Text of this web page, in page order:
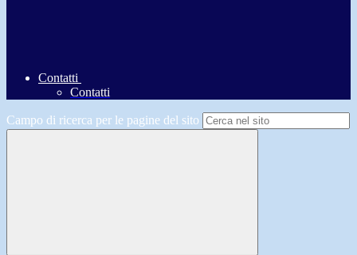
Contatti
Contatti
Campo di ricerca per le pagine del sito